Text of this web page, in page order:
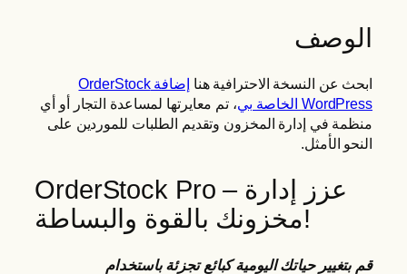
c
k
P
r
r
الوصف
ابحث عن النسخة الاحترافية هنا
إضافة OrderStock
WordPress الخاصة بي
، تم معايرتها لمساعدة التجار أو أي
منظمة في إدارة المخزون وتقديم الطلبات للموردين على
النحو الأمثل.
OrderStock Pro – عزز إدارة
مخزونك بالقوة والبساطة!
قم بتغيير حياتك اليومية كبائع تجزئة باستخدام